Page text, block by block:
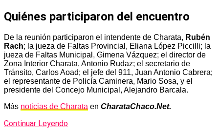
Quiénes participaron del encuentro
De la reunión participaron el intendente de Charata, Rubén
Rach; la jueza de Faltas Provincial, Eliana López Piccilli; la
jueza de Faltas Municipal, Gimena Vázquez; el director de
Zona Interior Charata, Antonio Rudaz; el secretario de
Tránsito, Carlos Aoad; el jefe del 911, Juan Antonio Cabrera;
el representante de Policía Caminera, Mario Sosa, y el
presidente del Concejo Municipal, Alejandro Barcala.
Más noticias de Charata en CharataChaco.Net.
Continuar Leyendo